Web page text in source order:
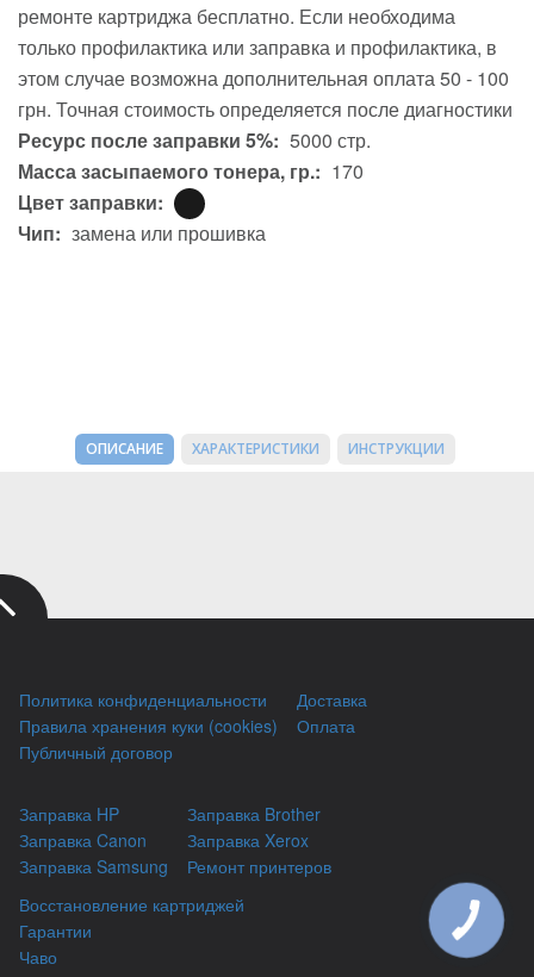
ремонте картриджа бесплатно. Если необходима
только профилактика или заправка и профилактика, в
этом случае возможна дополнительная оплата 50 - 100
грн. Точная стоимость определяется после диагностики
Ресурс после заправки 5%: 5000 стр.
Масса засыпаемого тонера, гр.: 170
Цвет заправки:
Чип: замена или прошивка
ОПИСАНИЕ ХАРАКТЕРИСТИКИ ИНСТРУКЦИИ
Политика конфиденциальности
Правила хранения куки (cookies)
Публичный договор
Доставка
Оплата
Заправка HP
Заправка Canon
Заправка Samsung
Заправка Brother
Заправка Xerox
Ремонт принтеров
Восстановление картриджей
Гарантии
Чаво
КНОПКА
ЗВ'ЯЗКУ